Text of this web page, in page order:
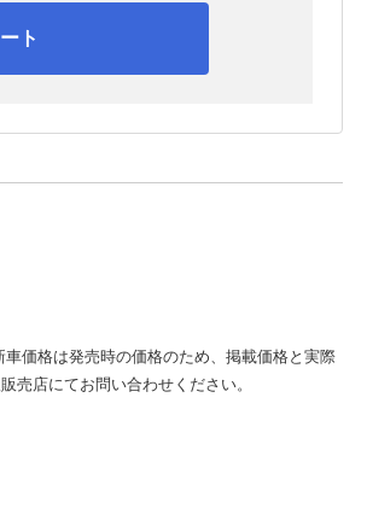
ト
価格は発売時の価格のため、掲載価格と実際
売店にてお問い合わせください。